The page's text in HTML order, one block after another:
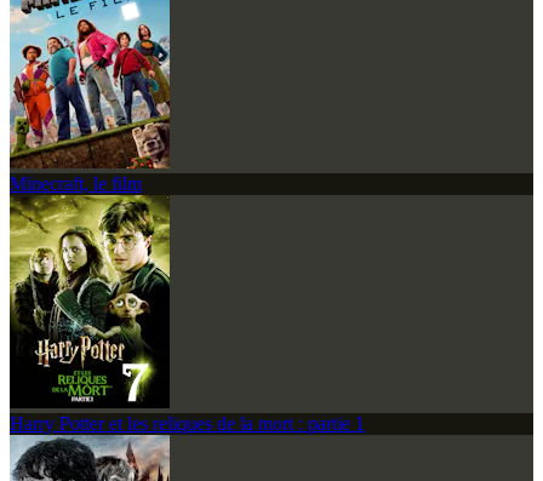
Minecraft, le film
Harry Potter et les reliques de la mort : partie 1